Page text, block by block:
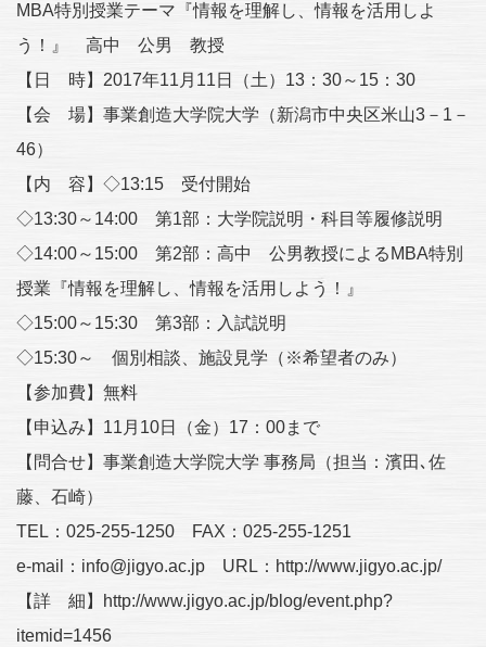
MBA特別授業テーマ『情報を理解し、情報を活用しよ
う！』 高中 公男 教授
【日 時】2017年11月11日（土）13：30～15：30
【会 場】事業創造大学院大学（新潟市中央区米山3－1－
46）
【内 容】◇13:15 受付開始
◇13:30～14:00 第1部：大学院説明・科目等履修説明
◇14:00～15:00 第2部：高中 公男教授によるMBA特別
授業『情報を理解し、情報を活用しよう！』
◇15:00～15:30 第3部：入試説明
◇15:30～ 個別相談、施設見学（※希望者のみ）
【参加費】無料
【申込み】11月10日（金）17：00まで
【問合せ】事業創造大学院大学 事務局（担当：濱田､佐
藤、石崎）
TEL：025-255-1250 FAX：025-255-1251
e-mail：info@jigyo.ac.jp URL：http://www.jigyo.ac.jp/
【詳 細】http://www.jigyo.ac.jp/blog/event.php?
itemid=1456